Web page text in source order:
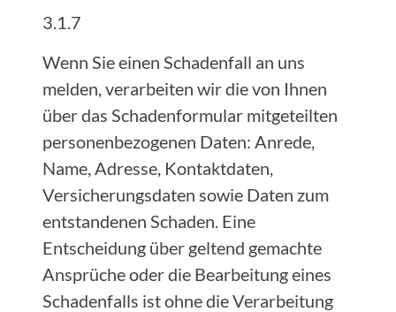
3.1.7
Wenn Sie einen Schadenfall an uns
melden, verarbeiten wir die von Ihnen
über das Schadenformular mitgeteilten
personenbezogenen Daten: Anrede,
Name, Adresse, Kontaktdaten,
Versicherungsdaten sowie Daten zum
entstandenen Schaden. Eine
Entscheidung über geltend gemachte
Ansprüche oder die Bearbeitung eines
Schadenfalls ist ohne die Verarbeitung